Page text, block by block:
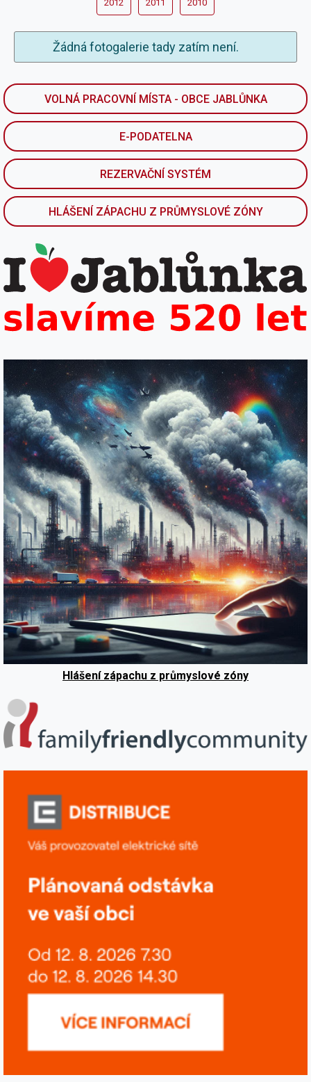
VOLNÁ PRACOVNÍ MÍSTA - OBCE JABLŮNKA
E-PODATELNA
REZERVAČNÍ SYSTÉM
HLÁŠENÍ ZÁPACHU Z PRŮMYSLOVÉ ZÓNY
Hlášení zápachu z průmyslové zóny
2012 2011 2010
Žádná fotogalerie tady zatím není.